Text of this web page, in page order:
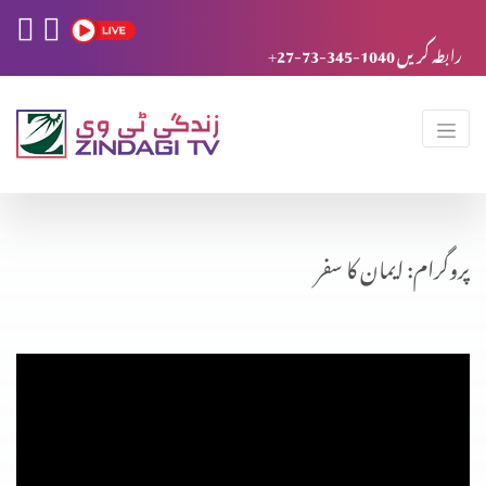
+27-73-345-1040 رابطہ کریں
پروگرام: ایمان کا سفر